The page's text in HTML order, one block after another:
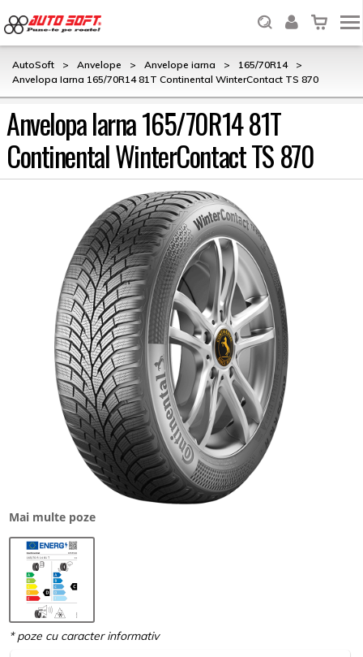
AutoSoft > Anvelope > Anvelope iarna > 165/70R14
>
Anvelopa Iarna 165/70R14 81T Continental WinterContact TS 870
Anvelopa Iarna 165/70R14 81T
Continental WinterContact TS 870
Mai multe poze